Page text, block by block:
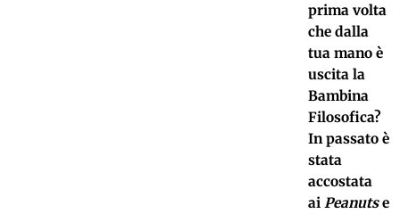
prima volta
che dalla
tua mano è
uscita la
Bambina
Filosofica?
In passato è
stata
accostata
ai Peanutse